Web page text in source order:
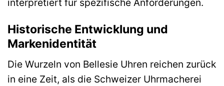
interpretiert für spezifische Anforderungen.
Historische Entwicklung und
Markenidentität
Die Wurzeln von Bellesie Uhren reichen zurück
in eine Zeit, als die Schweizer Uhrmacherei